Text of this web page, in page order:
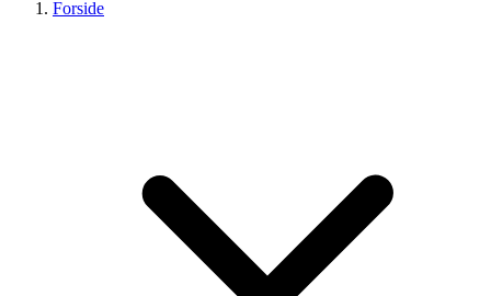
Forside